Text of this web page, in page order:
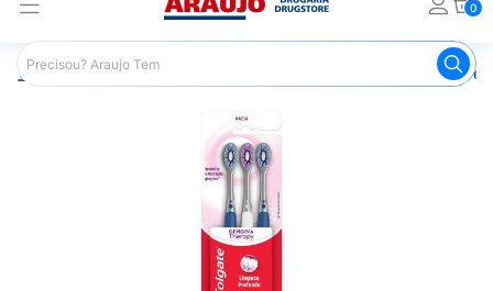
0
Araujo Higiene Pessoal Escova de